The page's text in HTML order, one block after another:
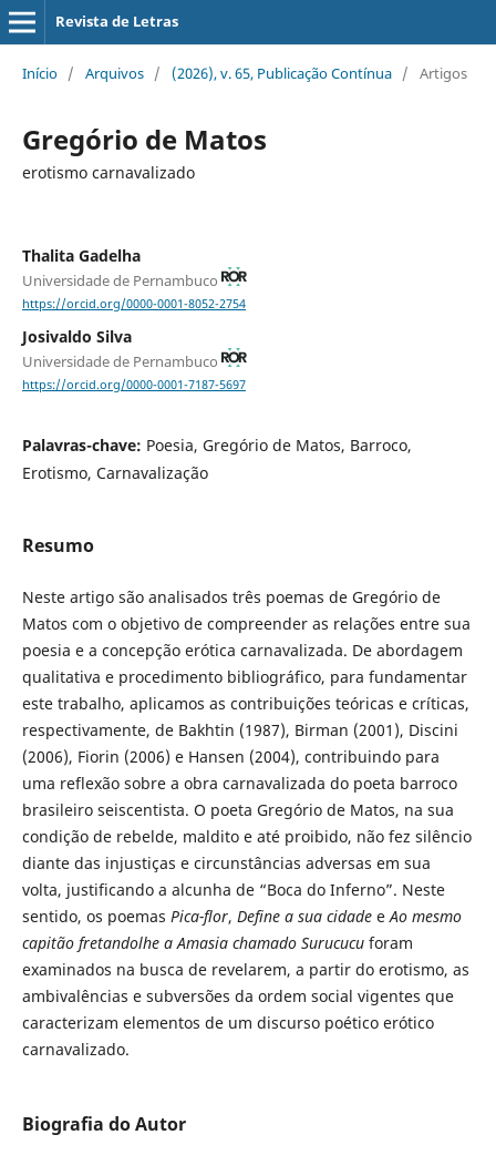
Revista de Letras
Início / Arquivos / (2026), v. 65, Publicação Contínua / Artigos
Gregório de Matos
erotismo carnavalizado
Thalita Gadelha
Universidade de Pernambuco
https://orcid.org/0000-0001-8052-2754
Josivaldo Silva
Universidade de Pernambuco
https://orcid.org/0000-0001-7187-5697
Palavras-chave: Poesia, Gregório de Matos, Barroco,
Erotismo, Carnavalização
Resumo
Neste artigo são analisados três poemas de Gregório de
Matos com o objetivo de compreender as relações entre sua
poesia e a concepção erótica carnavalizada. De abordagem
qualitativa e procedimento bibliográfico, para fundamentar
este trabalho, aplicamos as contribuições teóricas e críticas,
respectivamente, de Bakhtin (1987), Birman (2001), Discini
(2006), Fiorin (2006) e Hansen (2004), contribuindo para
uma reflexão sobre a obra carnavalizada do poeta barroco
brasileiro seiscentista. O poeta Gregório de Matos, na sua
condição de rebelde, maldito e até proibido, não fez silêncio
diante das injustiças e circunstâncias adversas em sua
volta, justificando a alcunha de “Boca do Inferno”. Neste
sentido, os poemas Pica-flor, Define a sua cidadee Ao mesmo
capitão fretandolhe a Amasia chamado Surucucuforam
examinados na busca de revelarem, a partir do erotismo, as
ambivalências e subversões da ordem social vigentes que
caracterizam elementos de um discurso poético erótico
carnavalizado.
Biografia do Autor